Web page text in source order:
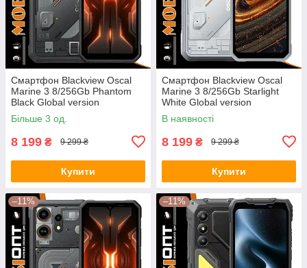
Смартфон Blackview Oscal
Marine 3 8/256Gb Phantom
Black Global version
Більше 3 од.
8 199 ₴ 9 299 ₴
Купити
Смартфон Blackview Oscal
Marine 3 8/256Gb Starlight
White Global version
В наявності
8 199 ₴ 9 299 ₴
Купити
–11% –11%